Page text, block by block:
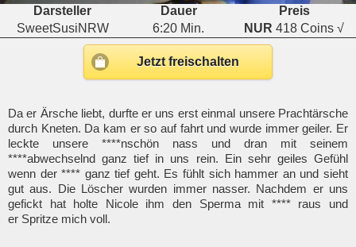
Darsteller Dauer
Preis
SweetSusiNRW
6:20 Min. NUR 418 Coins √
Jetzt freischalten
Da er Ärsche liebt, durfte er uns erst einmal unsere Prachtärsche
durch Kneten. Da kam er so auf fahrt und wurde immer geiler. Er
leckte unsere ****nschön nass und dran mit seinem
****abwechselnd ganz tief in uns rein. Ein sehr geiles Gefühl
wenn der **** ganz tief geht. Es fühlt sich hammer an und sieht
gut aus. Die Löscher wurden immer nasser. Nachdem er uns
gefickt hat holte Nicole ihm den Sperma mit **** raus und
er Spritze mich voll.